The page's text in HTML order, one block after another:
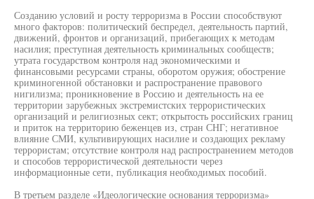
Созданию условий и росту терроризма в России способствуют
много факторов: политический беспредел, деятельность партий,
движений, фронтов и организаций, прибегающих к методам
насилия; преступная деятельность криминальных сообществ;
утрата государством контроля над экономическими и
финансовыми ресурсами страны, оборотом оружия; обострение
криминогенной обстановки и распространение правового
нигилизма; проникновение в Россию и деятельность на ее
территории зарубежных экстремистских террористических
организаций и религиозных сект; открытость российских границ
и приток на территорию беженцев из, стран СНГ; негативное
влияние СМИ, культивирующих насилие и создающих рекламу
террористам; отсутствие контроля над распространением методов
и способов террористической деятельности через
информационные сети, публикация необходимых пособий.
В третьем разделе «Идеологические основания терроризма»